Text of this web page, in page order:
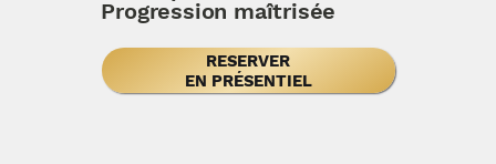
Progression maîtrisée
RESERVER
EN PRÉSENTIEL